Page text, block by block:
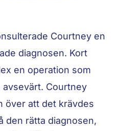
Courtney en
diagnosen. Kort
en operation som
Courtney
över att det krävdes
den rätta diagnosen,